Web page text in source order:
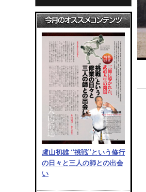
盧山初雄 “挑戦”という修行
の日々と三人の師との出会
い